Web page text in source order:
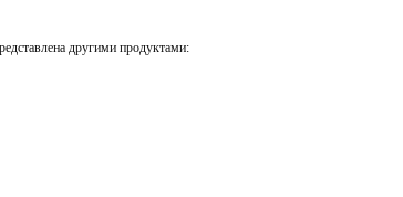
другими продуктами: